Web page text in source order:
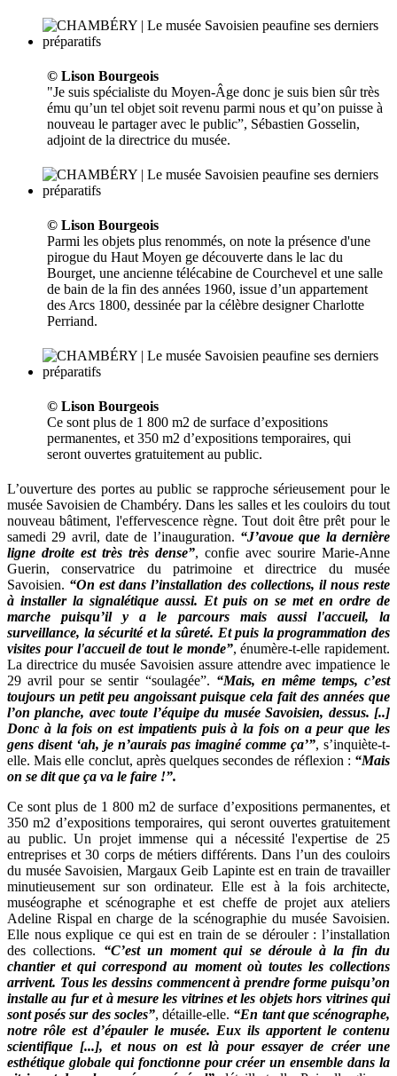
© Lison Bourgeois
"Je suis spécialiste du Moyen-Âge donc je suis bien sûr très
ému qu’un tel objet soit revenu parmi nous et qu’on puisse à
nouveau le partager avec le public”, Sébastien Gosselin,
adjoint de la directrice du musée.
© Lison Bourgeois
Parmi les objets plus renommés, on note la présence d'une
pirogue du Haut Moyen ge découverte dans le lac du
Bourget, une ancienne télécabine de Courchevel et une salle
de bain de la fin des années 1960, issue d’un appartement
des Arcs 1800, dessinée par la célèbre designer Charlotte
Perriand.
© Lison Bourgeois
Ce sont plus de 1 800 m2 de surface d’expositions
permanentes, et 350 m2 d’expositions temporaires, qui
seront ouvertes gratuitement au public.
L’ouverture des portes au public se rapproche sérieusement pour le
musée Savoisien de Chambéry. Dans les salles et les couloirs du tout
nouveau bâtiment, l'effervescence règne. Tout doit être prêt pour le
samedi 29 avril, date de l’inauguration. “J’avoue que la dernière
ligne droite est très très dense”, confie avec sourire Marie-Anne
Guerin, conservatrice du patrimoine et directrice du musée
Savoisien. “On est dans l’installation des collections, il nous reste
à installer la signalétique aussi. Et puis on se met en ordre de
marche puisqu’il y a le parcours mais aussi l'accueil, la
surveillance, la sécurité et la sûreté. Et puis la programmation des
visites pour l'accueil de tout le monde”, énumère-t-elle rapidement.
La directrice du musée Savoisien assure attendre avec impatience le
29 avril pour se sentir “soulagée”. “Mais, en même temps, c’est
toujours un petit peu angoissant puisque cela fait des années que
l’on planche, avec toute l’équipe du musée Savoisien, dessus. [..]
Donc à la fois on est impatients puis à la fois on a peur que les
gens disent ‘ah, je n’aurais pas imaginé comme ça’”, s’inquiète-t-
elle. Mais elle conclut, après quelques secondes de réflexion : “Mais
on se dit que ça va le faire !”.
Ce sont plus de 1 800 m2 de surface d’expositions permanentes, et
350 m2 d’expositions temporaires, qui seront ouvertes gratuitement
au public. Un projet immense qui a nécessité l'expertise de 25
entreprises et 30 corps de métiers différents. Dans l’un des couloirs
du musée Savoisien, Margaux Geib Lapinte est en train de travailler
minutieusement sur son ordinateur. Elle est à la fois architecte,
muséographe et scénographe et est cheffe de projet aux ateliers
Adeline Rispal en charge de la scénographie du musée Savoisien.
Elle nous explique ce qui est en train de se dérouler : l’installation
des collections. “C’est un moment qui se déroule à la fin du
chantier et qui correspond au moment où toutes les collections
arrivent. Tous les dessins commencent à prendre forme puisqu’on
installe au fur et à mesure les vitrines et les objets hors vitrines qui
sont posés sur des socles”, détaille-elle. “En tant que scénographe,
notre rôle est d’épauler le musée. Eux ils apportent le contenu
scientifique [...], et nous on est là pour essayer de créer une
esthétique globale qui fonctionne pour créer un ensemble dans la